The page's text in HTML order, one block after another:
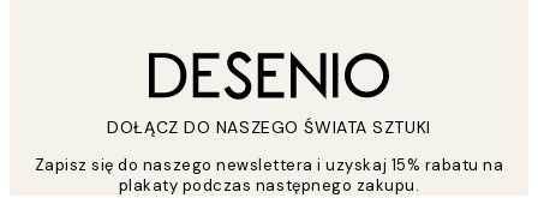
DOŁĄCZ DO NASZEGO ŚWIATA SZTUKI
Zapisz się do naszego newslettera i uzyskaj 15% rabatu na
plakaty podczas następnego zakupu.